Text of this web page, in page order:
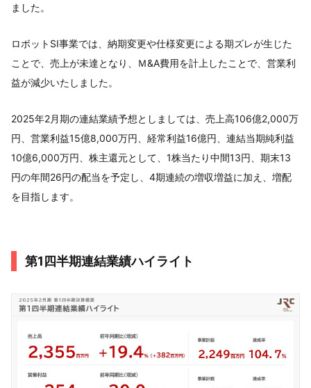
ました。
ロボットSI事業では、納期変更や仕様変更による期ズレが生じた
ことで、売上が未達となり、Ｍ&A費用を計上したことで、営業利
益が減少いたしました。
2025年2月期の連結業績予想としましては、売上高106億2,000万
円、営業利益15億8,000万円、経常利益16億円、連結当期純利益
10億6,000万円、株主還元として、1株当たり中間13円、期末13
円の年間26円の配当を予定し、4期連続の増収増益に加え、増配
を目指します。
第1四半期連結業績ハイライト